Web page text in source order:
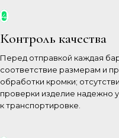
4
Контроль качества
Перед отправкой каждая
соответствие размерам и
обработки кромки;
проверки изделие надежно
к транспортировке.